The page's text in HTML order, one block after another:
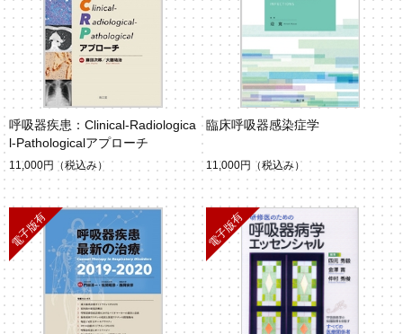
呼吸器疾患：Clinical-Radiologica
l-Pathologicalアプローチ
11,000円 （税込み）
臨床呼吸器感染症学
11,000円 （税込み）